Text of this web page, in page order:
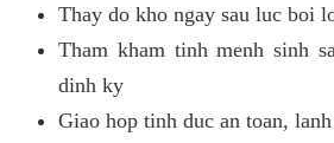
Thay do kho ngay sau luc boi
Tham kham tinh menh sinh
dinh ky
Giao hop tinh duc an toan,